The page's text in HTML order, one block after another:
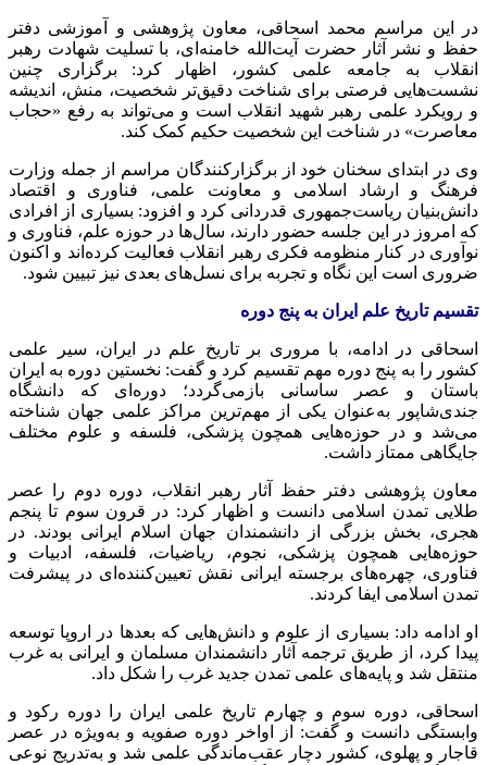
در این مراسم محمد اسحاقی، معاون پژوهشی و آموزشی دفتر
حفظ و نشر آثار حضرت آیت‌الله خامنه‌ای، با تسلیت شهادت رهبر
انقلاب به جامعه علمی کشور، اظهار کرد: برگزاری چنین
نشست‌هایی فرصتی برای شناخت دقیق‌تر شخصیت، منش، اندیشه
و رویکرد علمی رهبر شهید انقلاب است و می‌تواند به رفع «حجاب
معاصرت» در شناخت این شخصیت حکیم کمک کند.
وی در ابتدای سخنان خود از برگزارکنندگان مراسم از جمله وزارت
فرهنگ و ارشاد اسلامی و معاونت علمی، فناوری و اقتصاد
دانش‌بنیان ریاست‌جمهوری قدردانی کرد و افزود: بسیاری از افرادی
که امروز در این جلسه حضور دارند، سال‌ها در حوزه علم، فناوری و
نوآوری در کنار منظومه فکری رهبر انقلاب فعالیت کرده‌اند و اکنون
ضروری است این نگاه و تجربه برای نسل‌های بعدی نیز تبیین شود.
تقسیم تاریخ علم ایران به پنج دوره
اسحاقی در ادامه، با مروری بر تاریخ علم در ایران، سیر علمی
کشور را به پنج دوره مهم تقسیم کرد و گفت: نخستین دوره به ایران
باستان و عصر ساسانی بازمی‌گردد؛ دوره‌ای که دانشگاه
جندی‌شاپور به‌عنوان یکی از مهم‌ترین مراکز علمی جهان شناخته
می‌شد و در حوزه‌هایی همچون پزشکی، فلسفه و علوم مختلف
جایگاهی ممتاز داشت.
معاون پژوهشی دفتر حفظ آثار رهبر انقلاب، دوره دوم را عصر
طلایی تمدن اسلامی دانست و اظهار کرد: در قرون سوم تا پنجم
هجری، بخش بزرگی از دانشمندان جهان اسلام ایرانی بودند. در
حوزه‌هایی همچون پزشکی، نجوم، ریاضیات، فلسفه، ادبیات و
فناوری، چهره‌های برجسته ایرانی نقش تعیین‌کننده‌ای در پیشرفت
تمدن اسلامی ایفا کردند.
او ادامه داد: بسیاری از علوم و دانش‌هایی که بعدها در اروپا توسعه
پیدا کرد، از طریق ترجمه آثار دانشمندان مسلمان و ایرانی به غرب
منتقل شد و پایه‌های علمی تمدن جدید غرب را شکل داد.
اسحاقی، دوره سوم و چهارم تاریخ علمی ایران را دوره رکود و
وابستگی دانست و گفت: از اواخر دوره صفویه و به‌ویژه در عصر
قاجار و پهلوی، کشور دچار عقب‌ماندگی علمی شد و به‌تدریج نوعی